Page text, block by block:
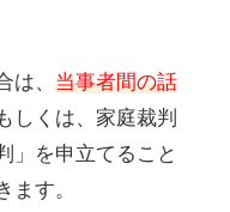
は、 当事者間の話
しくは、家庭裁判
」を申立てること
ます。